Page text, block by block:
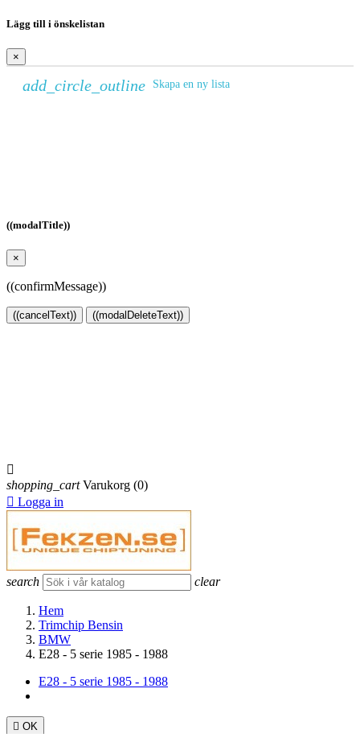
Lägg till i önskelistan
×
add_circle_outline Skapa en ny lista
((modalTitle))
×
((confirmMessage))
((cancelText)) ((modalDeleteText))

shopping_cart Varukorg (0)
 Logga in
search clear
Hem
Trimchip Bensin
BMW
E28 - 5 serie 1985 - 1988
E28 - 5 serie 1985 - 1988
 OK